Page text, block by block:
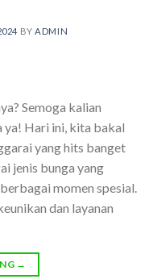
BY ADMIN
Semoga kalian
ya! Hari ini, kita bakal
yang hits banget
jenis bunga yang
momen spesial.
dan layanan
→